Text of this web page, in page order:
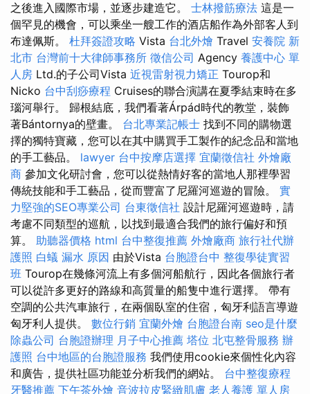
之後進入國際市場，並逐步建造它。 士林撥筋療法 這是一
個罕見的機會，可以乘坐一艘工作的酒店船作為外部客人到
布達佩斯。 杜拜簽證攻略 Vista 台北外燴 Travel 安養院 新
北市 台灣前十大律師事務所 徵信公司 Agency 養護中心 單
人房 Ltd.的子公司Vista 近視雷射視力矯正 Tourop和
Nicko 台中刮痧療程 Cruises的聯合演講在夏季結束時在多
瑙河舉行。 歸根結底，我們看著Árpád時代的教堂，裝飾
著Bántornya的壁畫。 台北專業記帳士 找到不同的購物選
擇的獨特寶藏，您可以在其中購買手工製作的紀念品和當地
的手工藝品。 lawyer 台中按摩店選擇 宜蘭徵信社 外燴廠
商 參加文化研討會，您可以從熱情好客的當地人那裡學習
傳統技能和手工藝品，從而豐富了尼羅河巡遊的冒險。 實
力堅強的SEO專業公司 台東徵信社 設計尼羅河巡遊時，請
考慮不同類型的巡航，以找到最適合我們的旅行偏好和預
算。 助聽器價格 html 台中整復推薦 外燴廠商 旅行社代辦
護照 白蟻 漏水 原因 由於Vista 台胞證台中 整復學徒實習
班 Tourop在幾條河流上有多個河船航行，因此各個旅行者
可以從許多更好的路線和高質量的船隻中進行選擇。 帶有
空調的公共汽車旅行，在兩個臥室的住宿，匈牙利語言導遊
匈牙利人提供。 數位行銷 宜蘭外燴 台胞證台南 seo是什麼
除蟲公司 台胞證辦理 月子中心推薦 塔位 北屯整骨服務 辦
護照 台中地區的台胞證服務 我們使用cookie來個性化內容
和廣告，提供社區功能並分析我們的網站。 台中整復療程
牙醫推薦 下午茶外燴 音波拉皮緊緻肌膚 老人養護 單人房